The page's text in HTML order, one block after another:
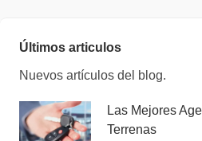
Últimos articulos
Nuevos artículos del blog.
Las Mejores
Terrenas